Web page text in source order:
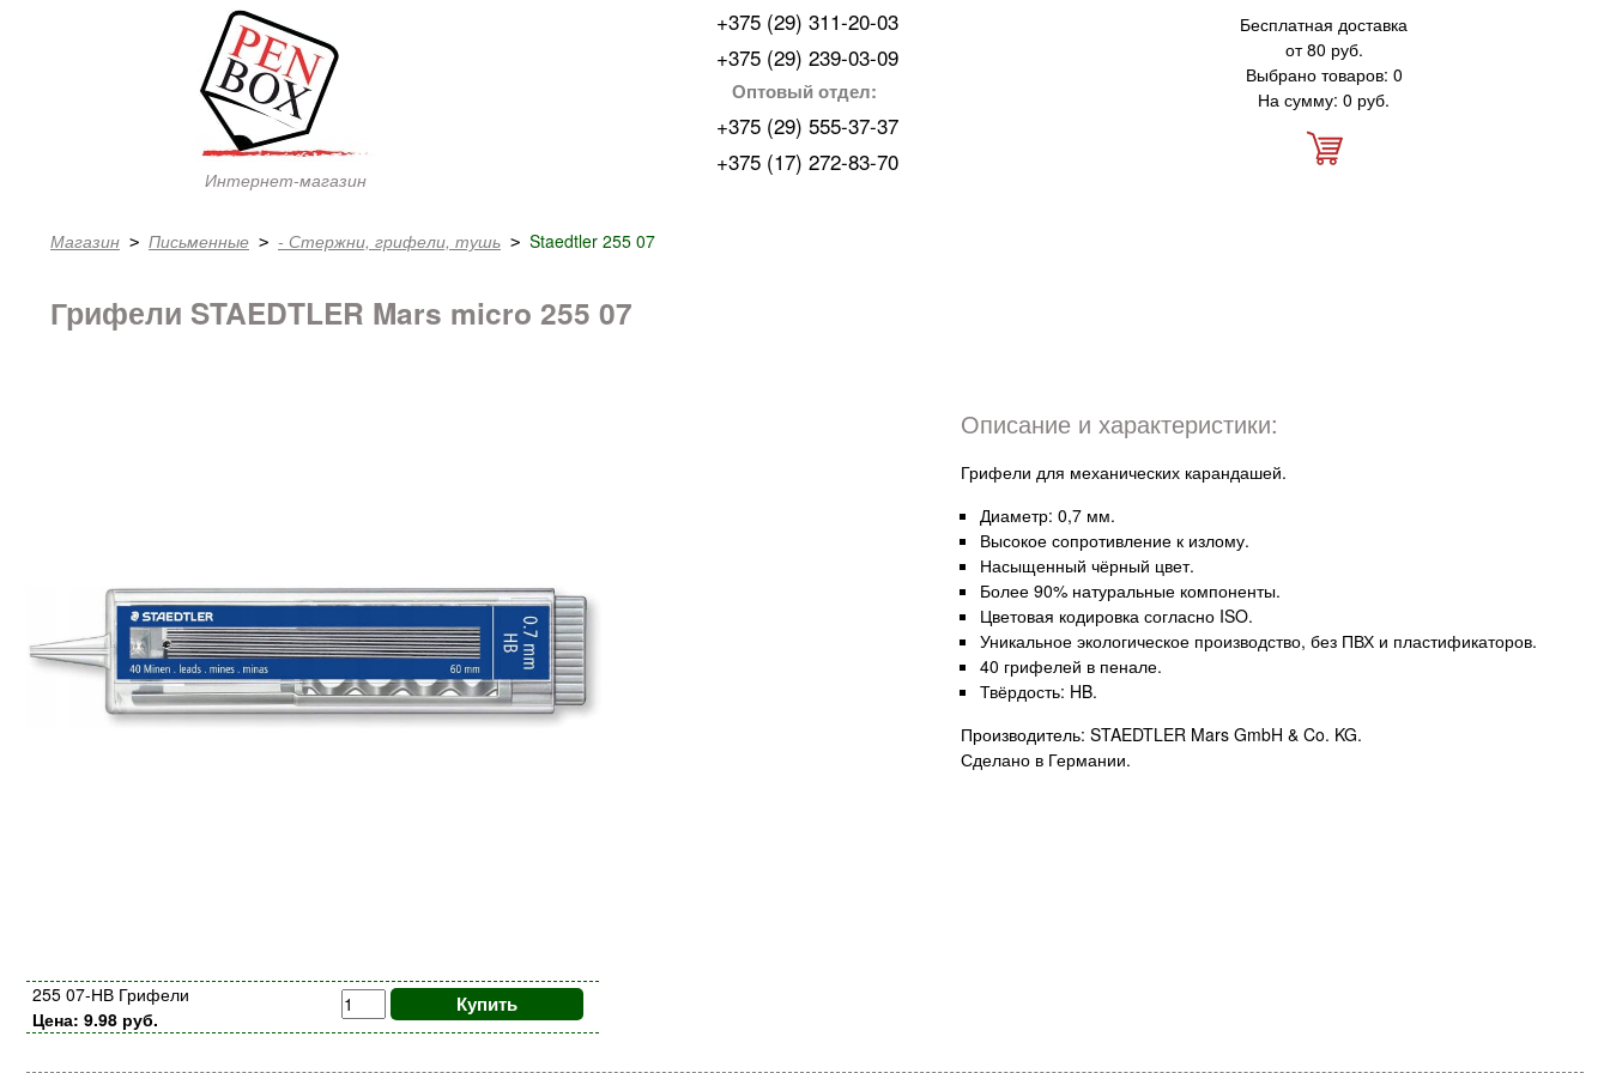
Интернет-магазин
+375 (29) 311-20-03
+375 (29) 239-03-09
Оптовый отдел:
+375 (29) 555-37-37
+375 (17) 272-83-70
Бесплатная доставка
от 80 руб.
Выбрано товаров: 0
На сумму: 0 руб.
Магазин > Письменные > - Стержни, грифели, тушь > Staedtler 255 07
Грифели STAEDTLER Mars micro 255 07
255 07-НВ Грифели
Цена: 9.98 руб.
Купить
Описание и характеристики:
Грифели для механических карандашей.
Диаметр: 0,7 мм.
Высокое сопротивление к излому.
Насыщенный чёрный цвет.
Более 90% натуральные компоненты.
Цветовая кодировка согласно ISO.
Уникальное экологическое производство, без ПВХ и пластификаторов.
40 грифелей в пенале.
Твёрдость: HB.
Производитель: STAEDTLER Mars GmbH & Co. KG.
Сделано в Германии.